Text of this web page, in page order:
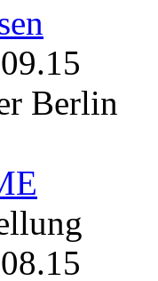
Berlin